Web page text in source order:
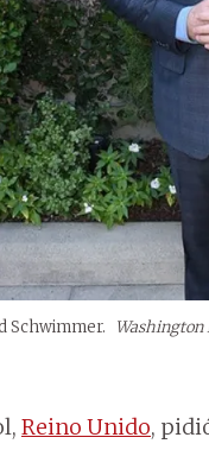
Schwimmer. Washington
Reino Unido,